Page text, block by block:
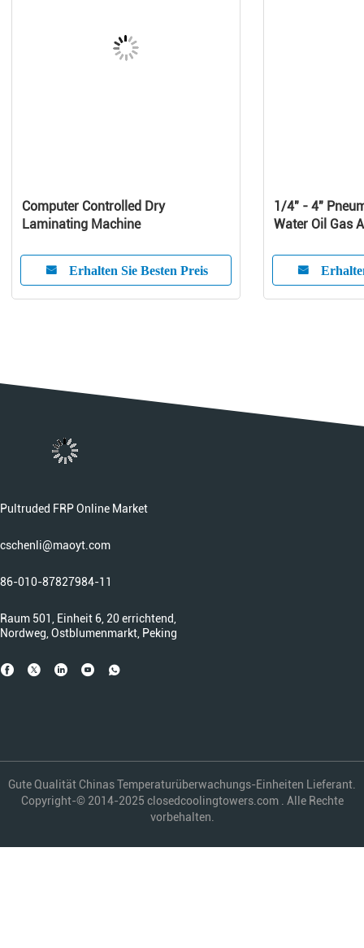
Computer Controlled Dry
Laminating Machine
Erhalten Sie Besten Preis
1/4" - 4"
Water Oil Gas
Pultruded FRP Online Market
cschenli@maoyt.com
86-010-87827984-11
Raum 501, Einheit 6, 20 errichtend,
Nordweg, Ostblumenmarkt, Peking
Gute Qualität Chinas Temperaturüberwachungs-Einheiten Lieferant.
Copyright-© 2014-2025 closedcoolingtowers.com . Alle Rechte
vorbehalten.